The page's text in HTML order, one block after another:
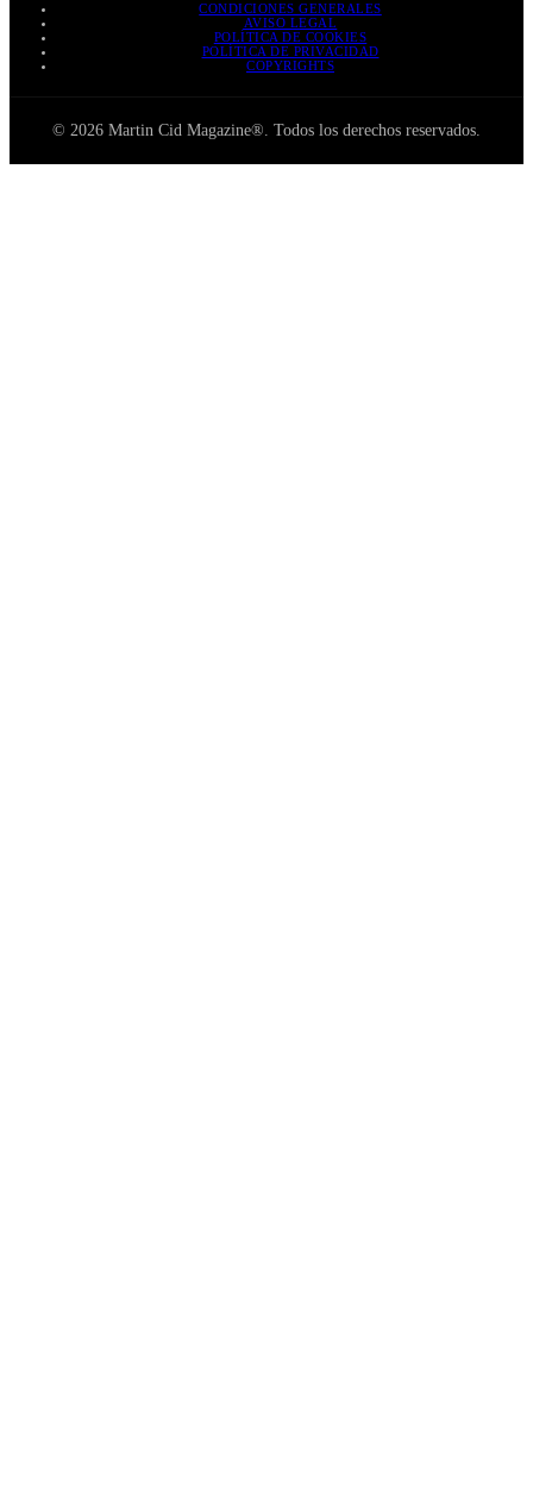
CONDICIONES GENERALES
AVISO LEGAL
POLÍTICA DE COOKIES
POLÍTICA DE PRIVACIDAD
COPYRIGHTS
© 2026 Martin Cid Magazine®. Todos los derechos reservados.